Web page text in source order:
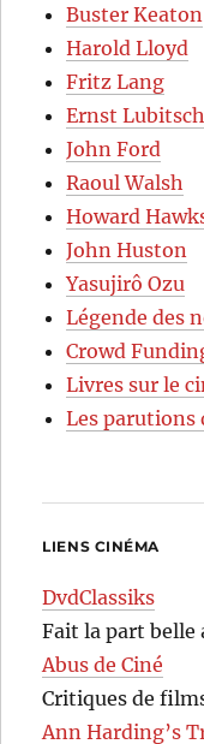
Buster Keaton
Harold Lloyd
Fritz Lang
Ernst Lubitsch
John Ford
Raoul Walsh
Howard
John Huston
Yasujirô Ozu
Légende des
Crowd
Livres sur le
Les parutions
LIENS CINÉMA
DvdClassiks
Fait la part belle
Abus de Ciné
Critiques de
Ann Harding’s